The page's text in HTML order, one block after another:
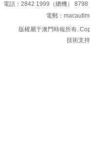
電話：2842 1999（總機）
電郵：
版權屬于澳門時報所有.
技術支